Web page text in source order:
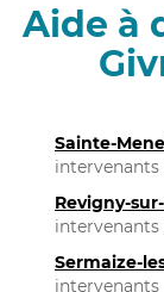
Aide à
Sainte-
Revigny-
Sermaize-